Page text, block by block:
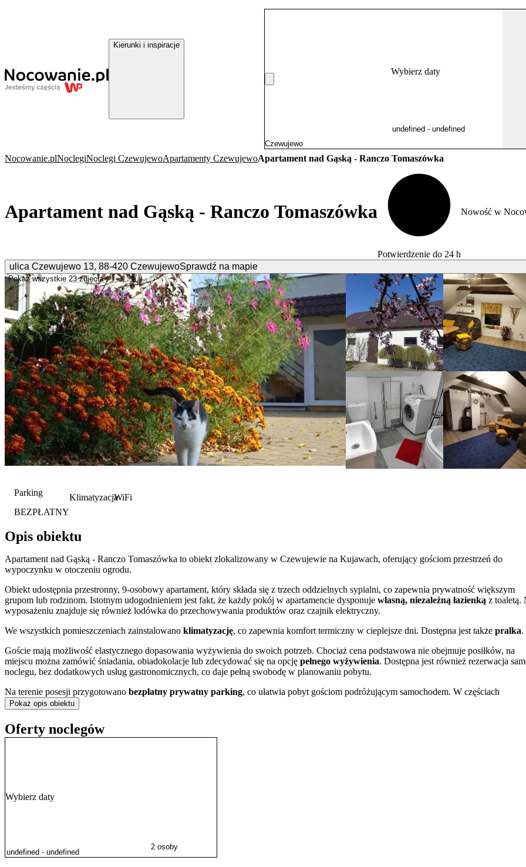
Kierunki i inspiracje
Wybierz daty
Nocowanie.plNoclegiNoclegi CzewujewoApartamenty CzewujewoApartament nad Gąską - Ranczo Tomaszówka
Apartament nad Gąską - Ranczo Tomaszówka
Potwierdzenie do 24 h
Nowość w
ulica Czewujewo 13, 88-420 CzewujewoSprawdź na mapie
Pokaż wszystkie 23 zdjęcia
Parking
BEZPŁATNY
KlimatyzacjaWiFi
Opis obiektu
Apartament nad Gąską - Ranczo Tomaszówka to obiekt zlokalizowany w Czewujewie na Kujawach, oferujący gościom przestrzeń do
wypoczynku w otoczeniu ogrodu.
Obiekt udostępnia przestronny, 9-osobowy apartament, który składa się z trzech oddzielnych sypialni, co zapewnia prywatność większym
grupom lub rodzinom. Istotnym udogodnieniem jest fakt, że każdy pokój w apartamencie dysponuje własną, niezależną łazienką z toaletą.
wyposażeniu znajduje się również lodówka do przechowywania produktów oraz czajnik elektryczny.
We wszystkich pomieszczeniach zainstalowano klimatyzację, co zapewnia komfort termiczny w cieplejsze dni. Dostępna jest także pralka.
Goście mają możliwość elastycznego dopasowania wyżywienia do swoich potrzeb. Chociaż cena podstawowa nie obejmuje posiłków, na
miejscu można zamówić śniadania, obiadokolacje lub zdecydować się na opcję pełnego wyżywienia. Dostępna jest również rezerwacja
noclegu, bez dodatkowych usług gastronomicznych, co daje pełną swobodę w planowaniu pobytu.
Na terenie posesji przygotowano bezpłatny prywatny parking, co ułatwia pobyt gościom podróżującym samochodem. W częściach
wspólnych obiektu można korzystać z darmowego dostępu do internetu Wi-Fi. Dostęp do sieci w pokojach jest usługą dodatkowo płatną.
Doba hotelowa rozpoczyna się o godzinie 15:00 w dniu przyjazdu i kończy o 10:00 w dniu wyjazdu. Przyjazd możliwy jest do godziny
Pokaż opis obiektu
Oferty noclegów
Wybierz daty
2 osoby